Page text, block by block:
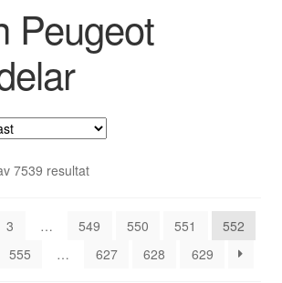
Peugeot
7539 resultatSortera
3 … 549 550 551
552
555 … 627 628 629